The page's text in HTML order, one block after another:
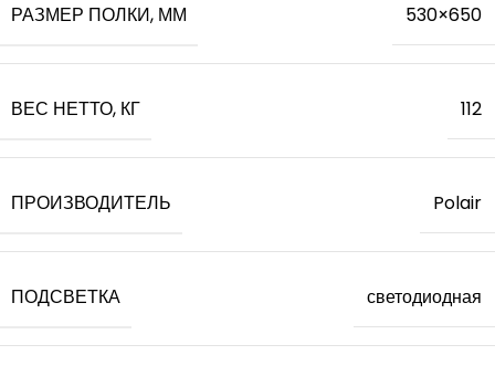
РАЗМЕР ПОЛКИ, ММ 530×650
ВЕС НЕТТО, КГ 112
ПРОИЗВОДИТЕЛЬ Polair
ПОДСВЕТКА светодиодная